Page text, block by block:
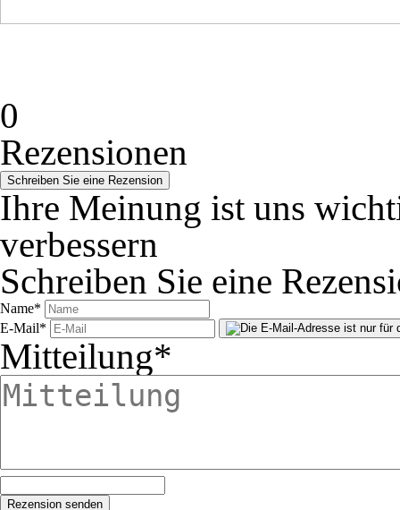
0
Rezensionen
Ihre Meinung ist uns
verbessern
Schreiben Sie eine
Name*
E-Mail*
Mitteilung*